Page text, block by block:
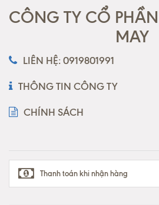
CÔNG TY CỔ
MAY
LIÊN HỆ: 0919801991
THÔNG TIN CÔNG TY
CHÍNH SÁCH
Thanh toán khi nhận hàng